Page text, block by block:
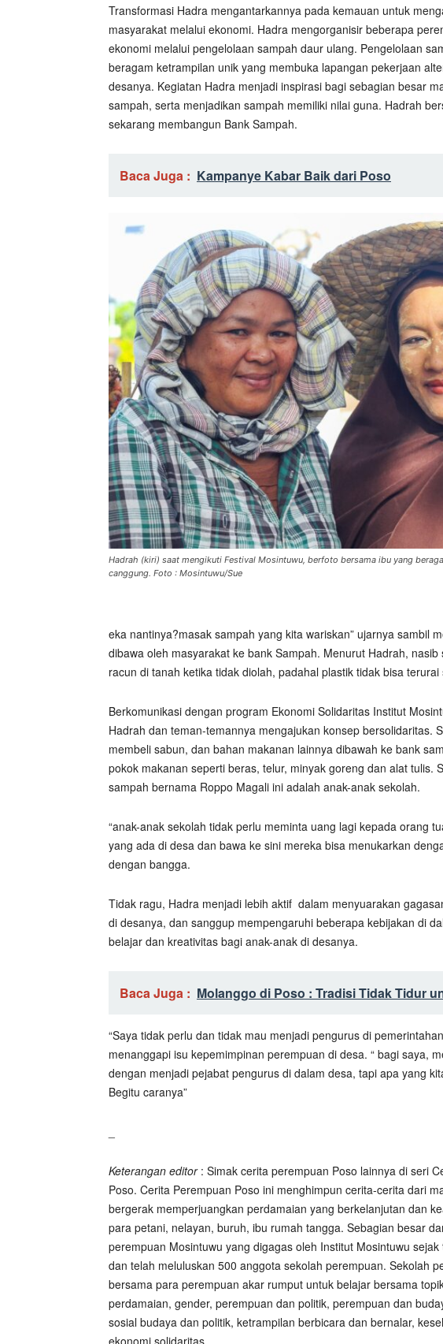
Transformasi Hadra mengantarkannya pada kemauan untuk
masyarakat melalui ekonomi. Hadra mengorganisir beberapa
ekonomi melalui pengelolaan sampah daur ulang. Pengelolaan
beragam ketrampilan unik yang membuka lapangan pekerjaan
desanya. Kegiatan Hadra menjadi inspirasi bagi sebagian besar
sampah, serta menjadikan sampah memiliki nilai guna. Hadrah
sekarang membangun Bank Sampah.
Baca Juga : Kampanye Kabar Baik dari Poso
Hadrah (kiri) saat mengikuti Festival Mosintuwu, berfoto bersama ibu yang
canggung. Foto : Mosintuwu/Sue
eka nantinya?masak sampah yang kita wariskan” ujarnya sambil
dibawa oleh masyarakat ke bank Sampah. Menurut Hadrah,
racun di tanah ketika tidak diolah, padahal plastik tidak bisa
Berkomunikasi dengan program Ekonomi Solidaritas Institut
Hadrah dan teman-temannya mengajukan konsep bersolidaritas.
membeli sabun, dan bahan makanan lainnya dibawah ke bank
pokok makanan seperti beras, telur, minyak goreng dan alat tulis.
sampah bernama Roppo Magali ini adalah anak-anak sekolah.
“anak-anak sekolah tidak perlu meminta uang lagi kepada orang
yang ada di desa dan bawa ke sini mereka bisa menukarkan
dengan bangga.
Tidak ragu, Hadra menjadi lebih aktif dalam menyuarakan
di desanya, dan sanggup mempengaruhi beberapa kebijakan di
belajar dan kreativitas bagi anak-anak di desanya.
Baca Juga : Molanggo di Poso : Tradisi Tidak Tidur
“Saya tidak perlu dan tidak mau menjadi pengurus di
menanggapi isu kepemimpinan perempuan di desa. “ bagi saya,
dengan menjadi pejabat pengurus di dalam desa, tapi apa yang
Begitu caranya”
Keterangan editor: Simak cerita perempuan Poso lainnya di seri
Poso. Cerita Perempuan Poso ini menghimpun cerita-cerita dari
bergerak memperjuangkan perdamaian yang berkelanjutan dan
para petani, nelayan, buruh, ibu rumah tangga. Sebagian besar
perempuan Mosintuwu yang digagas oleh Institut Mosintuwu
dan telah meluluskan 500 anggota sekolah perempuan. Sekolah
bersama para perempuan akar rumput untuk belajar bersama
perdamaian, gender, perempuan dan politik, perempuan dan
sosial budaya dan politik, ketrampilan berbicara dan bernalar,
ekonomi solidaritas.